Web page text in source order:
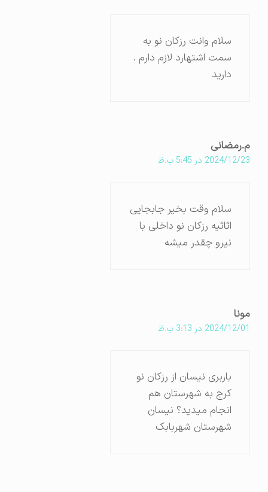
سلام وانت رزکان نو به
سمت اشتهارد لازم دارم .
دارید
م.رمضانی
2024/12/23 در 5:45 ب.ظ
سلام وقت بخیر جابجایی
اثاثیه رزکان نو داخلی با
نیرو چقدر میشه
2024/12/01 در 3:13 ب.ظ
باربری نیسان از رزکان نو
کرج به شهرستان هم
انجام میدید؟ نیسان
شهرستان شهربابک